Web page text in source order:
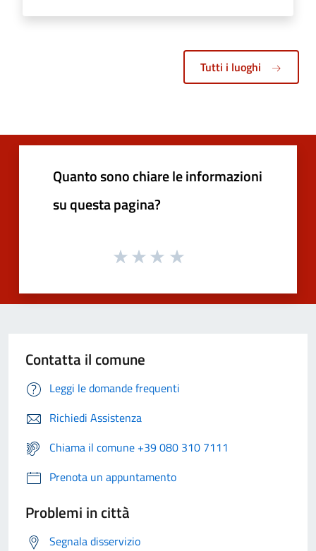
Tutti i luoghi
Quanto sono chiare le informazioni
su questa pagina?
Contatta il comune
Leggi le domande frequenti
Richiedi Assistenza
Chiama il comune +39 080 310 7111
Prenota un appuntamento
Problemi in città
Segnala disservizio